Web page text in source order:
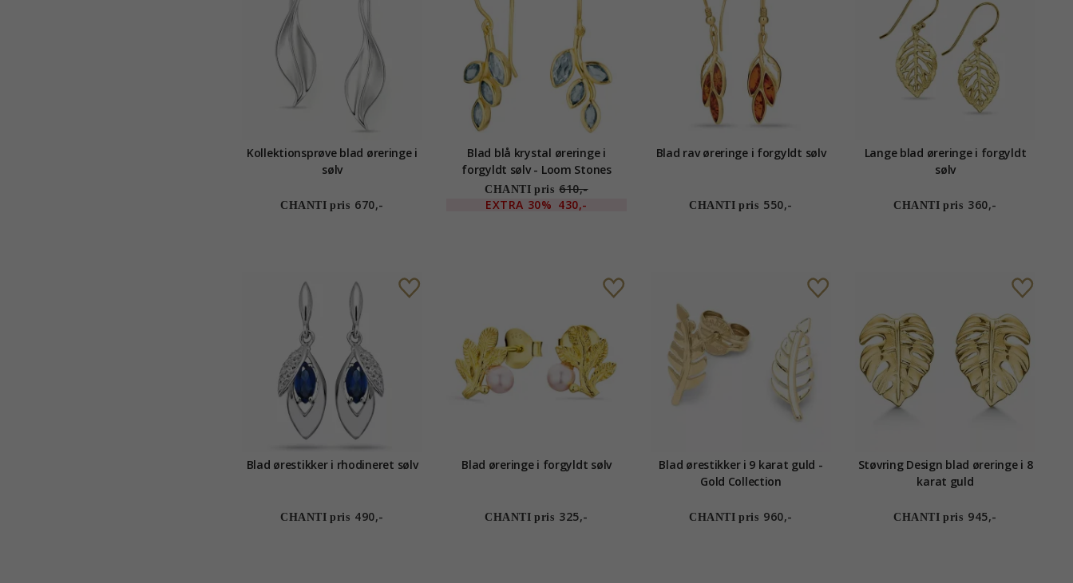
Kollektionsprøve blad øreringe i
sølv
CHANTI pris 670,-
Blad blå krystal øreringe i
forgyldt sølv - Loom Stones
CHANTI pris 610,-
EXTRA 30% 430,-
Blad rav øreringe i forgyldt sølv
CHANTI pris 550,-
Lange blad øreringe i forgyldt
sølv
CHANTI pris 360,-
Blad ørestikker i rhodineret sølv
CHANTI pris 490,-
Blad øreringe i forgyldt sølv
CHANTI pris 325,-
Blad ørestikker i 9 karat guld -
Gold Collection
CHANTI pris 960,-
Støvring Design blad øreringe i 8
karat guld
CHANTI pris 945,-